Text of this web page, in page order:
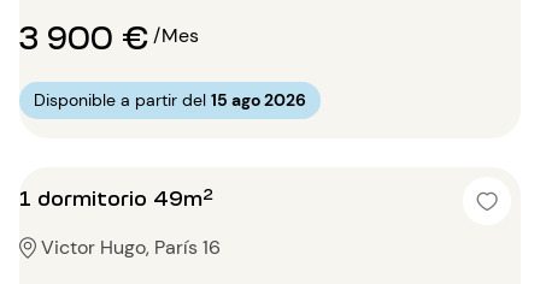
3 900 €/Mes
Disponible a partir del 15 ago 2026
1 dormitorio 49m²
Victor Hugo, París 16